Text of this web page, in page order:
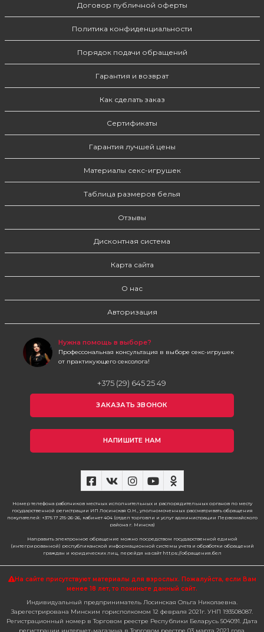
Договор публичной оферты
Политика конфиденциальности
Порядок подачи обращений
Гарантия и возврат
Как сделать заказ
Сертификаты
Гарантия лучшей цены
Материалы секс-игрушек
Таблица размеров белья
Отзывы
Дисконтная система
Карта сайта
О нас
Авторизация
Нужна помощь в выборе?
Профессональная консультация в выборе секс-игрушек
от практикующего сексолога!
+375 (29) 645 25 49
ЗАКАЗАТЬ ЗВОНОК
НАПИШИТЕ НАМ
Номер телефона работников местных исполнительных и распорядительных органов по месту
государственной регистрации ИП Лосинская О.Н., уполномоченных рассматривать обращения
покупателей: +375 17 215-26-26, кабинет 404 (отдел торговли и услуг администрации Первомайского
района г. Минска)
Направить электронное обращение можно посредством государственной единой
(интегрированной) республиканской информационной системы учета и обработки обращений
граждан и юридических лиц, перейдя на сайт https://обращения.бел
На сайте присутствуют материалы для взрослых. Пожалуйста, если Вам
менее 18 лет, то покиньте данный сайт.
Индивидуальный предприниматель Лосинская Ольга Николаевна.
Зарегестрирована Минским горисполкомом 12 февраля 2021г. УНП 193508087.
Регистрационный номер в Торговом реестре Республики Беларусь 504091. Дата